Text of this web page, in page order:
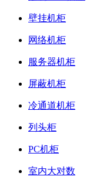
壁挂机柜
网络机柜
服务器机柜
屏蔽机柜
冷通道机柜
列头柜
PC机柜
室内大对数